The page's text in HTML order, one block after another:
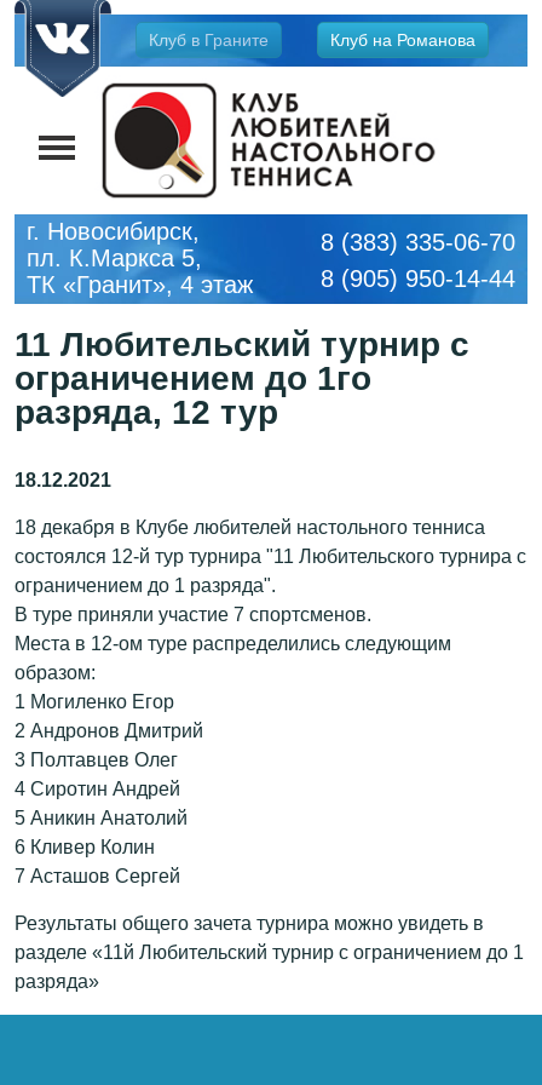
Jump
navigation
Клуб в Граните Клуб на Романова
г. Новосибирск,
пл. К.Маркса 5,
ТК «Гранит», 4 этаж
8 (383) 335-06-70
8 (905) 950-14-44
11 Любительский турнир с
ограничением до 1го
разряда, 12 тур
18 декабря в Клубе любителей настольного тенниса
состоялся 12-й тур турнира "11 Любительского турнира с
ограничением до 1 разряда".
В туре приняли участие 7 спортсменов.
Места в 12-ом туре распределились следующим
образом:
1 Могиленко Егор
2 Андронов Дмитрий
3 Полтавцев Олег
4 Сиротин Андрей
5 Аникин Анатолий
6 Кливер Колин
7 Асташов Сергей
Результаты общего зачета турнира можно увидеть в
разделе «11й Любительский турнир с ограничением до 1
разряда»